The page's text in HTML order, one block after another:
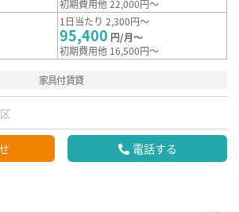
初期費用他 22,000円～
1日当たり 2,300円～
95,400 円/月～
初期費用他 16,500円～
家具付賃貸
電話する